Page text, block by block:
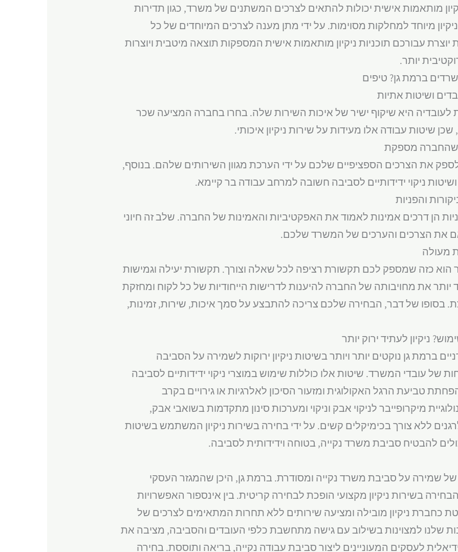
מותאמות אישית יכולות להתאים לצרכים המשתנים של משרד, כגון תדירות
מיוחד למחלקות מסוימות. על ידי מתן מענה לצרכים המיוחדים של כל
יוצרת עבורכם תוכניות ניקיון מותאמות אישית המספקות תוצאה מיטבית ויוצרות
יותר.
ברמת גן? טיפים
ושיטות אתיות
היא שיקוף ישיר של איכות השירות שלה. בחרו בחברה המציעה שכר
שיטות עבודה אלו מעידות על שירות ניקיון איכותי.
שהחברה מספקת
לספק את הצרכים הספציפיים שלכם על ידי הערכת מגוון השירותים שלהם. בנוסף,
ניקוי ידידותיים לסביבה חשובה למרחב עבודה בר קיימא.
והפניות
הן דרכים אמינות לאמוד את האפקטיביות והאמינות של החברה. שלב זה חיוני
את הצרכים והערכים של המשרד שלכם.
מעולה
הוא כזה שמספק לכם תקשורת רציפה לכל שאלה וצורך. תקשורת יעילה וגמישות
יותר את מחויבותה של החברה להיענות לדרישות הייחודיות של כל לקוח ומחזקת
של דבר, הבחירה שלכם צריכה להתבצע על סמך איכות, שירות, זמינות,
ניקיון לעתיד ירוק יותר
ברמת גן נוקטים יותר ויותר בשיטות ניקיון ירוקות לשמירה על הסביבה
של עובדי המשרד. שיטות אלו כוללות שימוש במוצרי ניקוי ידידותיים לסביבה
טביעת הרגל האקולוגית ומזעור הסיכון לאלרגיות או גירויים בקרב
מיקרופייבר לניקוי אבק וניקוי ומערכות סינון מתקדמות בשואבי אבק,
ללא צורך בכימיקלים קשים. על ידי בחירה בשירות ניקיון המשתמש בשיטות
להבטיח סביבת משרד נקייה, בטוחה וידידותית לסביבה.
שמירה על סביבת משרד נקייה ומסודרת. ברמת גן, היכן שהמגזר העסקי
בשירות ניקיון מקצועי הופכת לבחירה קריטית. בין אינספור האפשרויות
כחברת ניקיון מובילה ומציעה שירותים ללא תחרות המתאימים לצרכים של
שלנו למצוינות בשילוב עם גישה מתחשבת כלפי העובדים והסביבה, מציבה את
לעסקים המעוניינים ליצור סביבת עבודה נקייה, בריאה ותוססת. בחירה